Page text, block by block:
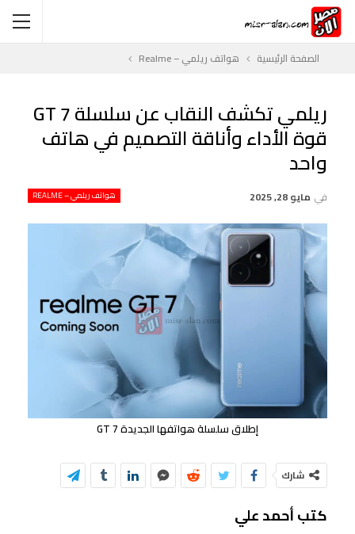
الصفحة الرئيسية هواتف ريلمي – Realme
ريلمي تكشف النقاب عن سلسلة GT 7
قوة الأداء وأناقة التصميم في هاتف
واحد
هواتف ريلمي – REALME في مايو 28, 2025
إطلاق سلسلة هواتفها الجديدة GT 7
شارك
كتب أحمد علي